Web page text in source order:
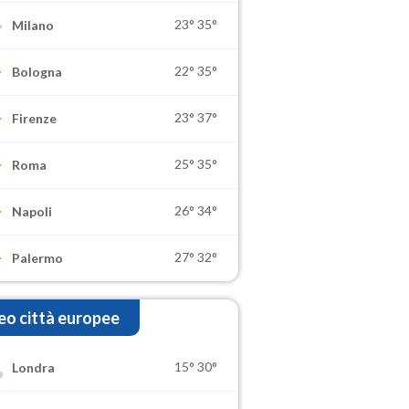
Milano 23° 35°
Bologna 22° 35°
Firenze 23° 37°
Roma 25° 35°
Napoli 26° 34°
Palermo 27° 32°
città europee
Londra 15° 30°